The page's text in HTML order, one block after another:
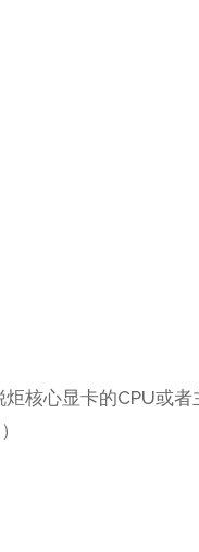
核心显卡的CPU或